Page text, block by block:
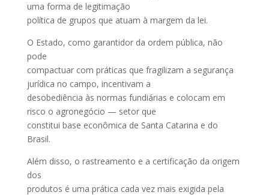
uma forma de legitimação
política de grupos que atuam à margem da lei.
O Estado, como garantidor da ordem pública, não
pode
compactuar com práticas que fragilizam a segurança
jurídica no campo, incentivam a
desobediência às normas fundiárias e colocam em
risco o agronegócio — setor que
constitui base econômica de Santa Catarina e do
Brasil.
Além disso, o rastreamento e a certificação da origem
dos
produtos é uma prática cada vez mais exigida pela